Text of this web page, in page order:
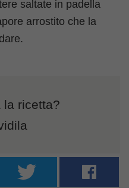
saltate in padella
arrostito che la
la ricetta?